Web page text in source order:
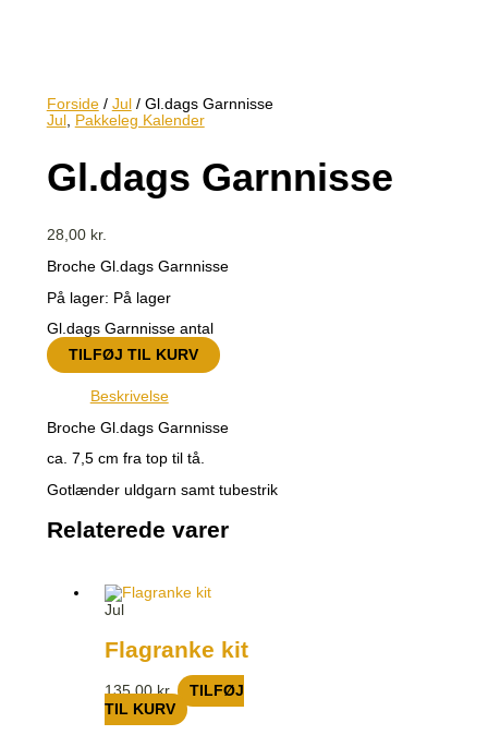
Forside/ Jul/ Gl.dags Garnnisse
Jul, Pakkeleg Kalender
Gl.dags Garnnisse
28,00 kr.
Broche Gl.dags Garnnisse
På lager: På lager
Gl.dags Garnnisse antal
TILFØJ TIL KURV
Beskrivelse
Broche Gl.dags Garnnisse
ca. 7,5 cm fra top til tå.
Gotlænder uldgarn samt tubestrik
Relaterede varer
Jul
Flagranke kit
135,00kr.
TILFØJ
TIL KURV